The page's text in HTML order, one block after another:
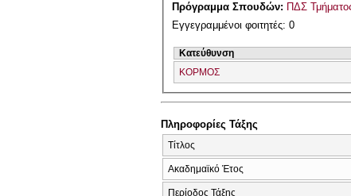
Πρόγραμμα Σπουδών: ΠΔΣ
Εγγεγραμμένοι φοιτητές: 0
Κατεύθυνση
ΚΟΡΜΟΣ
Πληροφορίες Τάξης
Τίτλος
Ακαδημαϊκό Έτος
Περίοδος Τάξης